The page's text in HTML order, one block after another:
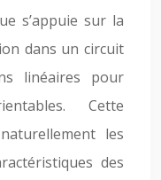
s’appuie sur la
dans un circuit
linéaires pour
Cette
les
des